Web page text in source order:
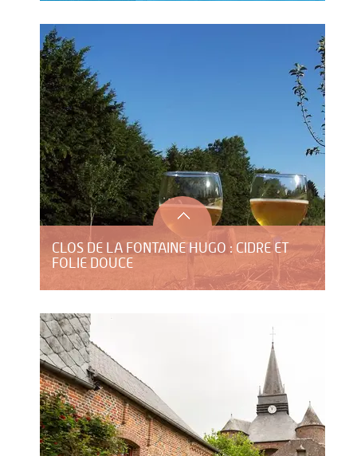
CLOS DE LA FONTAINE HUGO : CIDRE ET
FOLIE DOUCE